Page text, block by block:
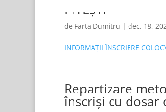
PITEȘTI
de Farta Dumitru | dec. 18,
INFORMAȚII ÎNSCRIERE
Repartizare
înscriși cu